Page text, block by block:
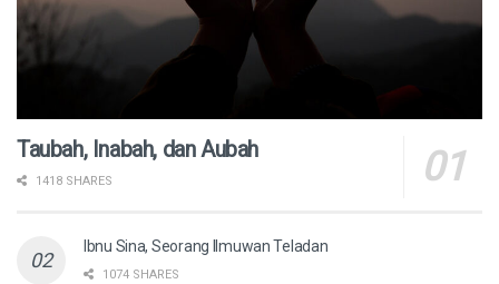
Taubah, Inabah, dan Aubah
1418 SHARES
Ibnu Sina, Seorang Ilmuwan Teladan
1074 SHARES